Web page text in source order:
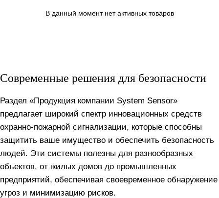
В данный момент нет активных товаров
Современные решения для безопасности
Раздел «Продукция компании System Sensor»
предлагает широкий спектр инновационных средств
охранно-пожарной сигнализации, которые способны
защитить ваше имущество и обеспечить безопасность
людей. Эти системы полезны для разнообразных
объектов, от жилых домов до промышленных
предприятий, обеспечивая своевременное обнаружение
угроз и минимизацию рисков.